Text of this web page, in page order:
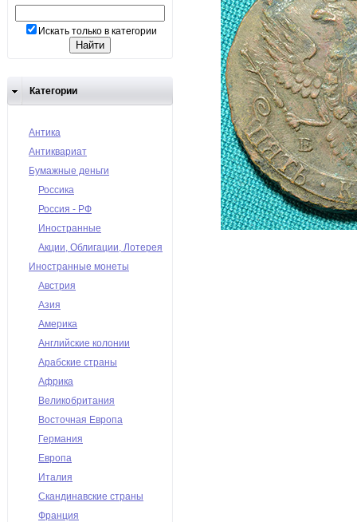
Искать только в категории
Категории
Антика
Антиквариат
Бумажные деньги
Россика
Россия - РФ
Иностранные
Акции, Облигации, Лотерея
Иностранные монеты
Австрия
Азия
Америка
Английские колонии
Арабские страны
Африка
Великобритания
Восточная Европа
Германия
Европа
Италия
Скандинавские страны
Франция